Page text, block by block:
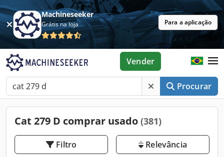
Machineseeker
Grátis na loja Para a aplicação
Procurar
Vender
Cat 279 D comprar usado (381)
Filtro Relevância